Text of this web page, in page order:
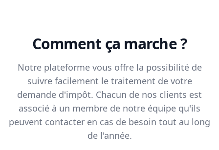
Comment ça marche ?
Notre plateforme vous offre la possibilité de
suivre facilement le traitement de votre
demande d'impôt. Chacun de nos clients est
associé à un membre de notre équipe qu'ils
peuvent contacter en cas de besoin tout au long
de l'année.